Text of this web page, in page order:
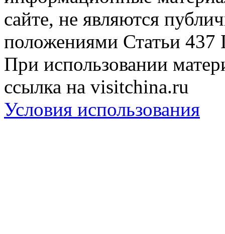
сайте, не являются
положениями Статьи 437
При использовании
ссылка на visitchina.ru
Условия использования